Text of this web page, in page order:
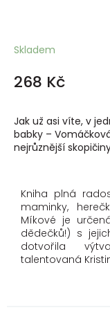
Skladem
268 Kč
Jak už asi víte, v
babky –
nejrůznější
Kniha plná
maminky,
Míkové je
dědečků!) s
dotvořila
talentovaná